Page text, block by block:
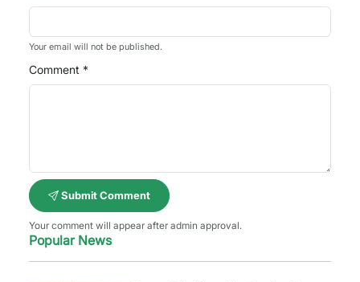
Your email will not be published.
Comment *
Submit Comment
Your comment will appear after admin approval.
Popular News